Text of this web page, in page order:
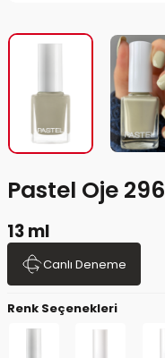
Pastel Oje 296
13 ml
Canlı Deneme
Renk Seçenekleri